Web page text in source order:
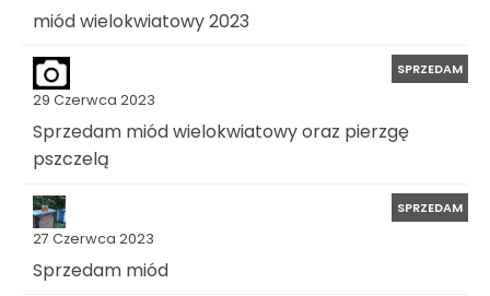
miód wielokwiatowy 2023
29 Czerwca 2023
SPRZEDAM
Sprzedam miód wielokwiatowy oraz pierzgę
pszczelą
27 Czerwca 2023
SPRZEDAM
Sprzedam miód